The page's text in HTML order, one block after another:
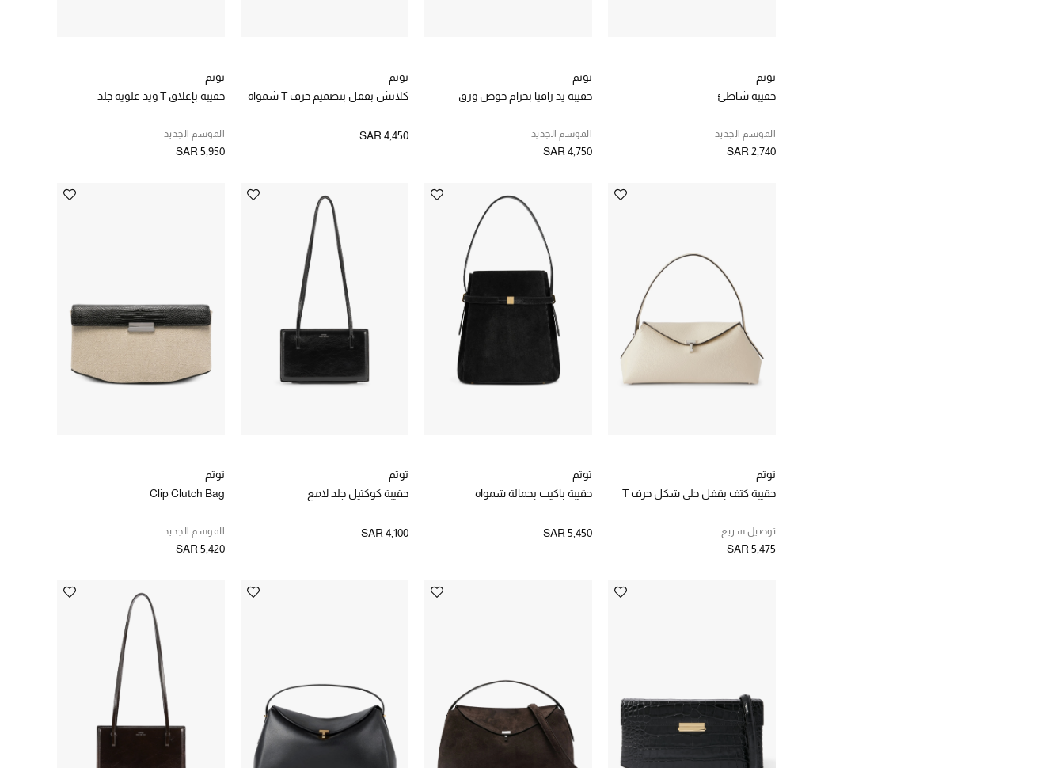
توتم
حقيبة شاطئ
الموسم الجديد
SAR 2,740
توتم
حقيبة يد رافيا بحزام خوص ورق
الموسم الجديد
SAR 4,750
توتم
كلاتش بقفل بتصميم حرف T شمواه
SAR 4,450
توتم
حقيبة بإغلاق T ويد علوية جلد
الموسم الجديد
SAR 5,950
توتم
حقيبة كتف بقفل حلى شكل حرف T
توصيل سريع
SAR 5,475
توتم
حقيبة باكيت بحمالة شمواه
SAR 5,450
توتم
حقيبة كوكتيل جلد لامع
SAR 4,100
توتم
Clip Clutch Bag
الموسم الجديد
SAR 5,420